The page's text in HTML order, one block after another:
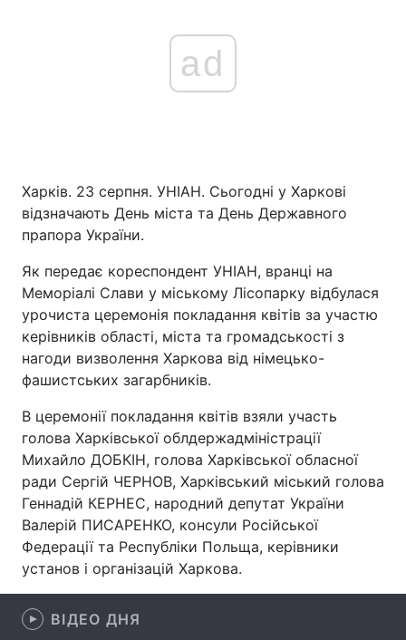
Головна Війна
Україна Політика
Економіка
ad
Харків. 23 серпня. УНІАН. Сьогодні у Харкові
відзначають День міста та День Державного
прапора України.
Як передає кореспондент УНІАН, вранці на
Меморіалі Слави у міському Лісопарку відбулася
урочиста церемонія покладання квітів за участю
керівників області, міста та громадськості з
нагоди визволення Харкова від німецько-
фашистських загарбників.
В церемонії покладання квітів взяли участь
голова Харківської облдержадміністрації
Михайло ДОБКІН, голова Харківської обласної
ради Сергій ЧЕРНОВ, Харківський міський голова
Геннадій КЕРНЕС, народний депутат України
Валерій ПИСАРЕНКО, консули Російської
Федерації та Республіки Польща, керівники
установ і організацій Харкова.
ВІДЕО ДНЯ